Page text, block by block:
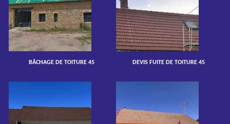
BÂCHAGE DE TOITURE 45 DEVIS FUITE DE TOITURE 45